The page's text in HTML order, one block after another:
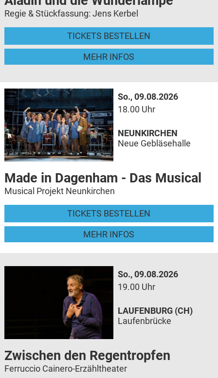
Regie & Stückfassung: Jens Kerbel
TICKETS BESTELLEN
MEHR INFOS
So., 09.08.2026
18.00 Uhr
Made in Dagenham - Das Musical
Musical Projekt Neunkirchen
TICKETS BESTELLEN
MEHR INFOS
NEUNKIRCHEN
Neue Gebläsehalle
So., 09.08.2026
19.00 Uhr
Zwischen den Regentropfen
Ferruccio Cainero-Erzähltheater
LAUFENBURG (CH)
Laufenbrücke